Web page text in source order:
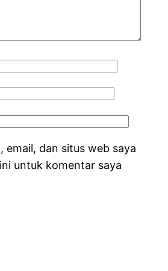
email, dan situs web saya
untuk komentar saya